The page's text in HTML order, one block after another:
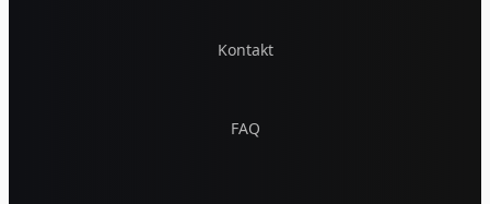
Kontakt
FAQ